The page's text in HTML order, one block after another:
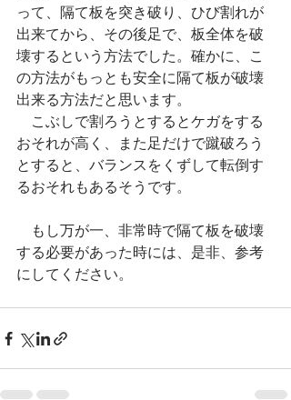
って、隔て板を突き破り、ひび割れが
出来てから、その後足で、板全体を破
壊するという方法でした。確かに、こ
の方法がもっとも安全に隔て板が破壊
出来る方法だと思います。
こぶしで割ろうとするとケガをする
おそれが高く、また足だけで蹴破ろう
とすると、バランスをくずして転倒す
るおそれもあるそうです。
もし万が一、非常時で隔て板を破壊
する必要があった時には、是非、参考
にしてください。